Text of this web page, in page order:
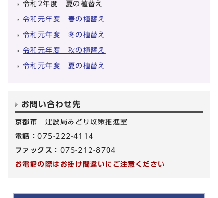
令和2年度 夏の植替え
令和元年度 春の植替え
令和元年度 冬の植替え
令和元年度 秋の植替え
令和元年度 夏の植替え
お問い合わせ先
京都市 建設局みどり政策推進室
電話：075-222-4114
ファックス： 075-212-8704
お電話の際はお掛け間違いにご注意ください